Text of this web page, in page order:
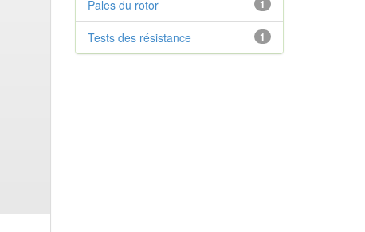
1
Pales du rotor
1
Tests des résistance